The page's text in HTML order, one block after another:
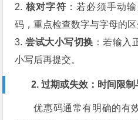
2. 核对字符 ：若必须手动
码，重点检查数字与字母的区
3. 尝试大小写切换 ：若输入
小写后再提交。
2. 过期或失效：时间限
优惠码通常有明确的有